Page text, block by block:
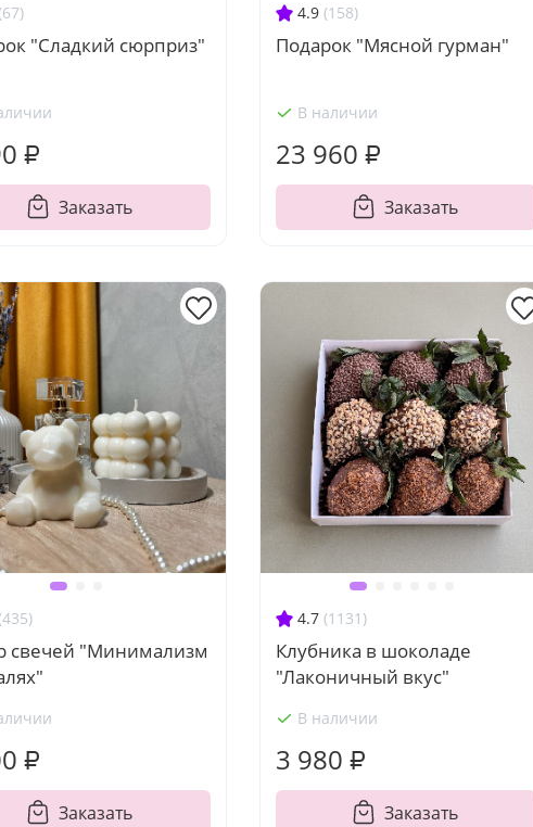
"Сладкий сюрприз"
₽
Заказать
4.9 (158)
Подарок "Мясной гурман"
В наличии
23 960 ₽
Заказать
свечей "Минимализм
₽
Заказать
4.7 (1131)
Клубника в шоколаде
"Лаконичный вкус"
В наличии
3 980 ₽
Заказать